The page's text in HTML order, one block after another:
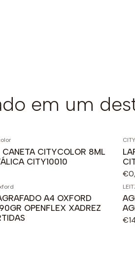
em um
CANETA CITYCOLOR 8ML
CITY10010
A4 OXFORD
OPENFLEX XADREZ